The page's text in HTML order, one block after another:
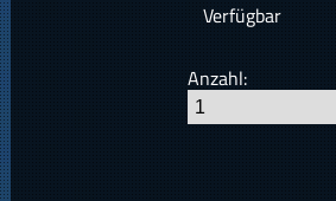
Verfügbar
Anzahl: